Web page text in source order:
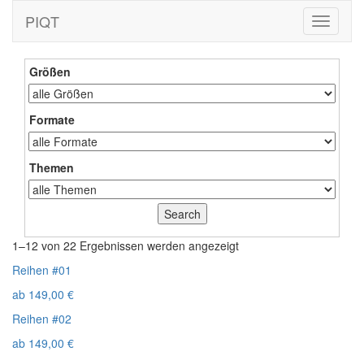
Toggle
PIQT
Größen
Formate
Themen
1–12 von 22 Ergebnissen werden angezeigt
Reihen #01
ab 149,00 €
Reihen #02
ab 149,00 €